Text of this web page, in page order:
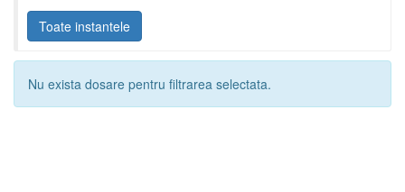
Toate instantele
Nu exista dosare pentru filtrarea selectata.